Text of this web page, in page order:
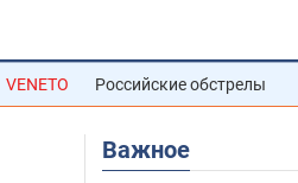
VENETO Российские обстрелы
Важное